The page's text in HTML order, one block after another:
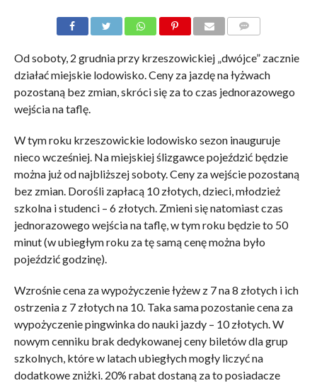
Od soboty, 2 grudnia przy krzeszowickiej „dwójce” zacznie
działać miejskie lodowisko. Ceny za jazdę na łyżwach
pozostaną bez zmian, skróci się za to czas jednorazowego
wejścia na taflę.
W tym roku krzeszowickie lodowisko sezon inauguruje
nieco wcześniej. Na miejskiej ślizgawce pojeździć będzie
można już od najbliższej soboty. Ceny za wejście pozostaną
bez zmian. Dorośli zapłacą 10 złotych, dzieci, młodzież
szkolna i studenci – 6 złotych. Zmieni się natomiast czas
jednorazowego wejścia na taflę, w tym roku będzie to 50
minut (w ubiegłym roku za tę samą cenę można było
pojeździć godzinę).
Wzrośnie cena za wypożyczenie łyżew z 7 na 8 złotych i ich
ostrzenia z 7 złotych na 10. Taka sama pozostanie cena za
wypożyczenie pingwinka do nauki jazdy – 10 złotych. W
nowym cenniku brak dedykowanej ceny biletów dla grup
szkolnych, które w latach ubiegłych mogły liczyć na
dodatkowe zniżki. 20% rabat dostaną za to posiadacze